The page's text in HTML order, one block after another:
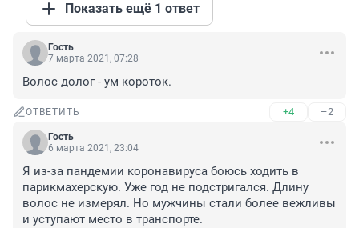
Показать ещё 1 ответ
Гость
7 марта 2021, 07:28
Волос долог - ум короток.
ОТВЕТИТЬ +4 –2
Гость
6 марта 2021, 23:04
Я из-за пандемии коронавируса боюсь ходить в
парикмахерскую. Уже год не подстригался. Длину
волос не измерял. Но мужчины стали более вежливы
и уступают место в транспорте.